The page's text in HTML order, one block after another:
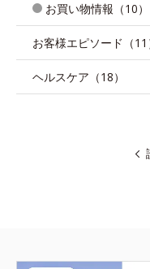
お買い物情報（10）
お客様エピソード（11
ヘルスケア（18）